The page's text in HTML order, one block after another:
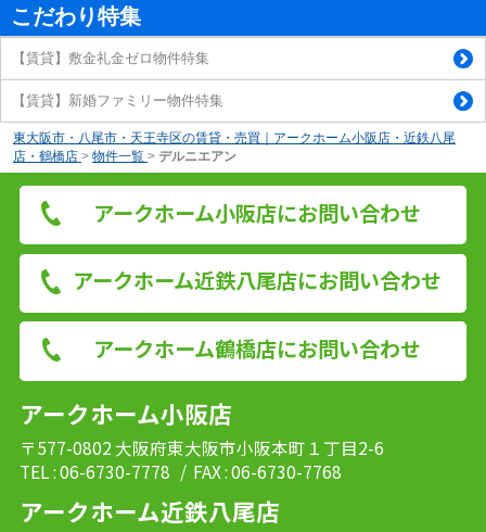
こだわり特集
【賃貸】敷金礼金ゼロ物件特集
【賃貸】新婚ファミリー物件特集
東大阪市・八尾市・天王寺区の賃貸・売買｜アークホーム小阪店・近鉄八尾
店・鶴橋店 > 物件一覧 > デルニエアン
アークホーム小阪店にお問い合わせ
アークホーム近鉄八尾店にお問い合わせ
アークホーム鶴橋店にお問い合わせ
アークホーム小阪店
〒577-0802 大阪府東大阪市小阪本町１丁目2-6
TEL : 06-6730-7778 / FAX : 06-6730-7768
アークホーム近鉄八尾店